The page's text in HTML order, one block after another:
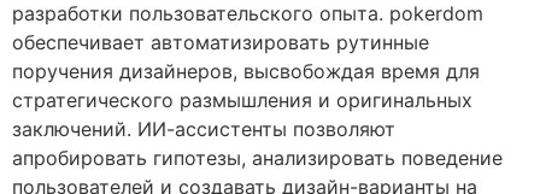
разработки пользовательского опыта. pokerdom
обеспечивает автоматизировать рутинные
поручения дизайнеров, высвобождая время для
стратегического размышления и оригинальных
заключений. ИИ-ассистенты позволяют
апробировать гипотезы, анализировать поведение
пользователей и создавать дизайн-варианты на